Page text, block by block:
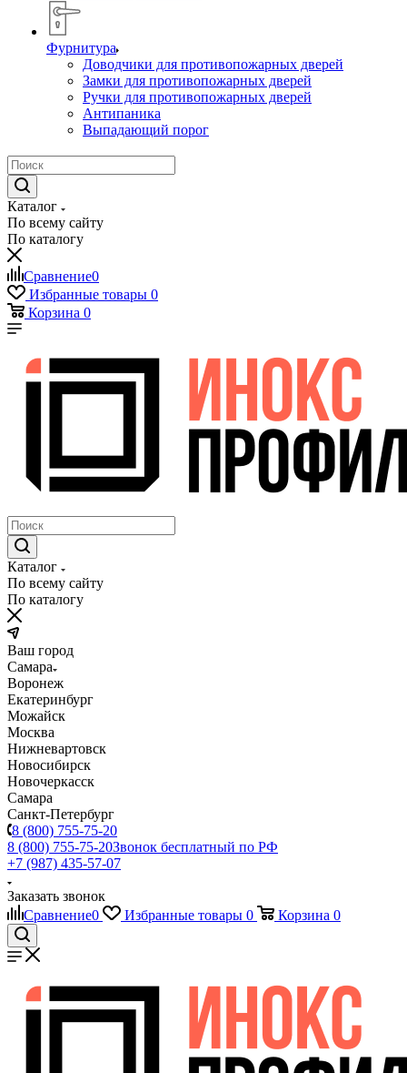
Фурнитура
Доводчики для противопожарных дверей
Замки для противопожарных дверей
Ручки для противопожарных дверей
Антипаника
Выпадающий порог
Каталог
По всему сайту
По каталогу
Сравнение0
Избранные товары 0
Корзина 0
Каталог
По всему сайту
По каталогу
Ваш город
Самара
Воронеж
Екатеринбург
Можайск
Москва
Нижневартовск
Новосибирск
Новочеркасск
Самара
Санкт-Петербург
8 (800) 755-75-20
8 (800) 755-75-20Звонок бесплатный по РФ
+7 (987) 435-57-07
Заказать звонок
Сравнение0 Избранные товары 0 Корзина 0